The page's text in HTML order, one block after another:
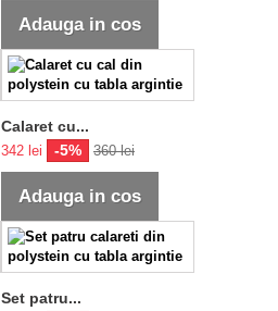
Adauga in cos
Calaret cu...
342 lei -5% 360 lei
Adauga in cos
Set patru...